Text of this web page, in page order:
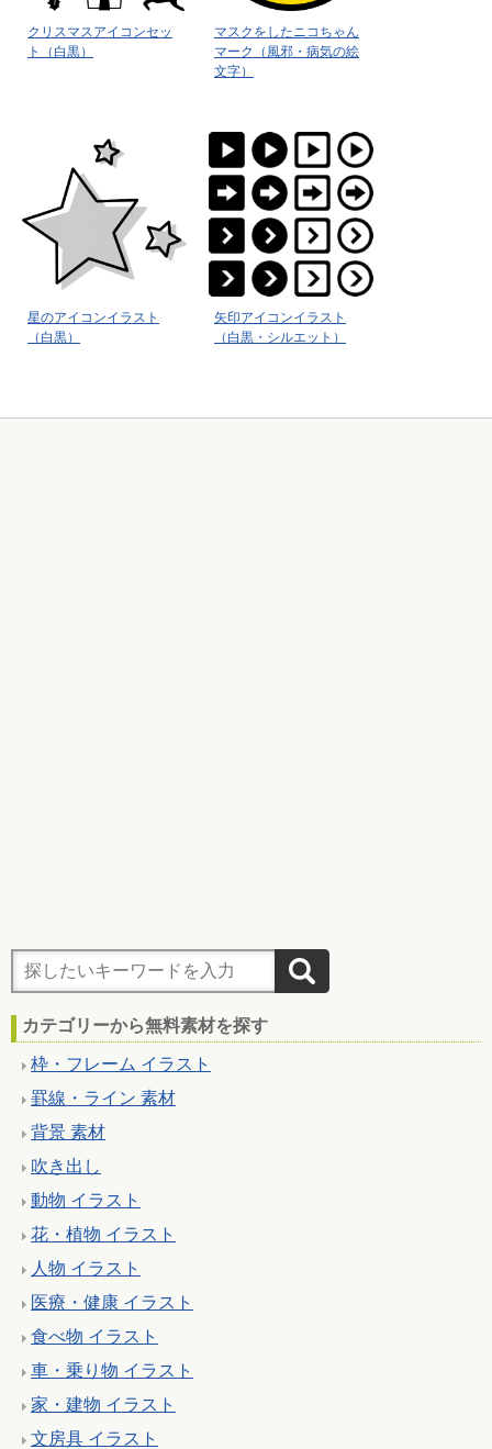
クリスマスアイコンセッ
ト（白黒）
マスクをしたニコちゃん
マーク（風邪・病気の絵
文字）
星のアイコンイラスト
（白黒）
矢印アイコンイラスト
（白黒・シルエット）
カテゴリーから無料素材を探す
枠・フレーム イラスト
罫線・ライン 素材
背景 素材
吹き出し
動物 イラスト
花・植物 イラスト
人物 イラスト
医療・健康 イラスト
食べ物 イラスト
車・乗り物 イラスト
家・建物 イラスト
文房具 イラスト